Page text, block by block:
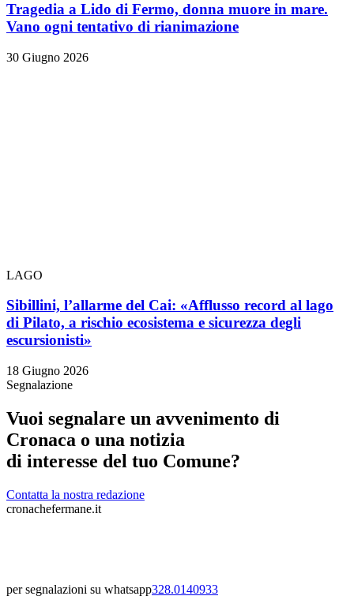
Tragedia a Lido di Fermo, donna muore in mare.
Vano ogni tentativo di rianimazione
30 Giugno 2026
LAGO
Sibillini, l’allarme del Cai: «Afflusso record al lago
di Pilato, a rischio ecosistema e sicurezza degli
escursionisti»
18 Giugno 2026
Segnalazione
Vuoi segnalare un avvenimento di
Cronaca o una notizia
di interesse del tuo Comune?
Contatta la nostra redazione
cronachefermane.it
per segnalazioni su whatsapp328.0140933